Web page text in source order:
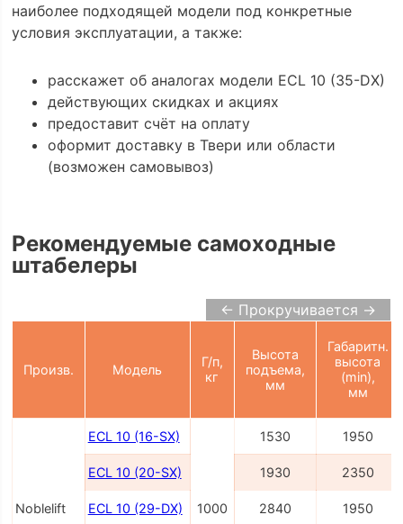
наиболее подходящей модели под конкретные
условия эксплуатации, а также:
расскажет об аналогах модели ECL 10 (35-DX)
действующих скидках и акциях
предоставит счёт на оплату
оформит доставку в Твери или области
(возможен самовывоз)
Рекомендуемые самоходные
штабелеры
← Прокручивается →
Произв. Модель
Г/п,
кг
Высота
подъема,
мм
Габаритн.
высота
(min),
мм
Noblelift
ECL 10 (16-SX)
1000
1530 1950
ECL 10 (20-SX) 1930 2350
ECL 10 (29-DX) 2840 1950